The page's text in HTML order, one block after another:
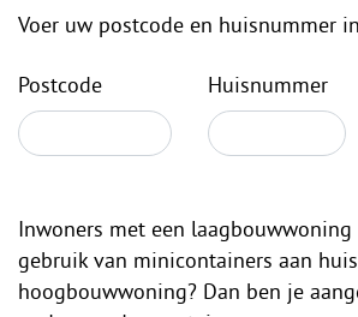
Voer uw postcode en huisnummer
Postcode Huisnummer
Inwoners met een laagbouwwoning
gebruik van minicontainers aan
hoogbouwwoning? Dan ben je